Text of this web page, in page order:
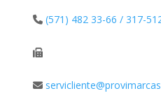
(571) 482 33-66 / 317-